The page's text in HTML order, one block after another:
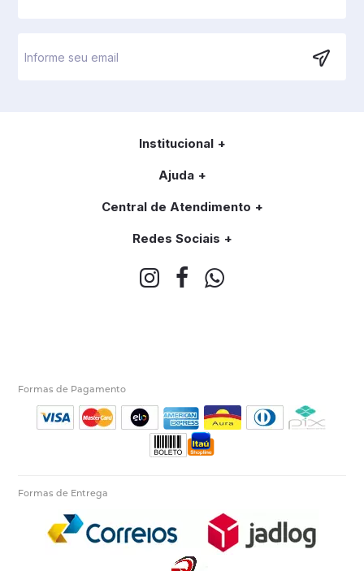
Institucional
Ajuda
Central de Atendimento
Redes Sociais
Formas de Pagamento
Formas de Entrega